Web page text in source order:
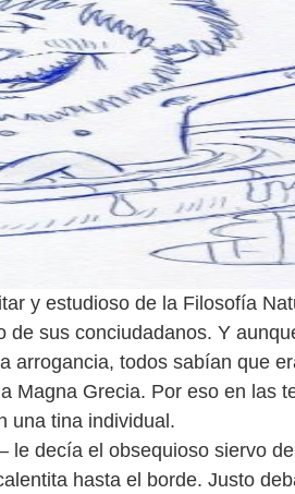
y estudioso de la Filosofía
de sus conciudadanos. Y
arrogancia, todos sabían que
Magna Grecia. Por eso en las
una tina individual.
el obsequioso siervo del
hasta el borde. Justo